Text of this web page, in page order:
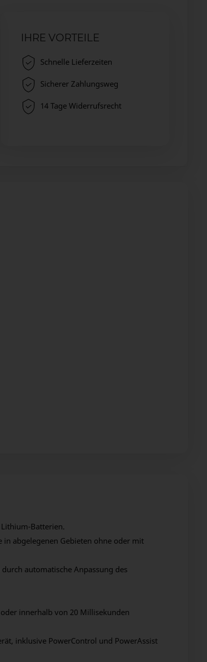
IHRE VORTEILE
Schnelle Lieferzeiten
Sicherer Zahlungsweg
14 Tage Widerrufsrecht
Batterien.
abgelegenen Gebieten ohne oder mit
automatische Anpassung des
innerhalb von 20 Millisekunden
inklusive PowerControl und PowerAssist